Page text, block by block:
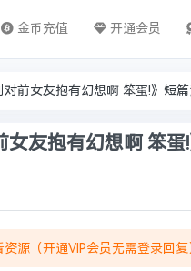
金币充值 开通会员
女友抱有幻想啊 笨
资源（开通VIP会员无需登录回复